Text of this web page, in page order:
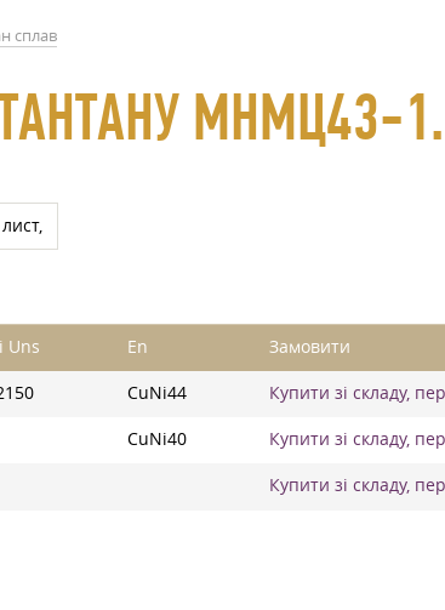
сплав
МНМЦ43-
Uns En Замовити
CuNi44 Купити зі складу,
CuNi40 Купити зі складу,
Купити зі складу,